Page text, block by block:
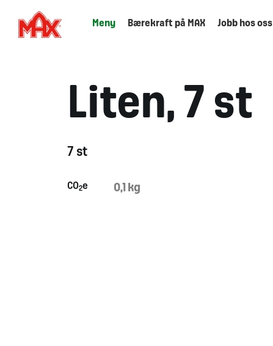
Meny Bærekraft på MAX Jobb hos oss
Liten, 7 st
7 st
CO2e 0,1 kg